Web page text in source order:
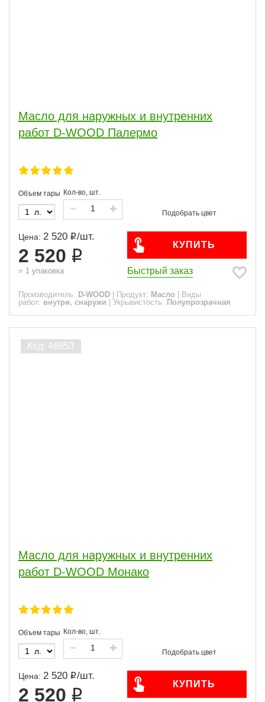
Масло для наружных и внутренних
работ D-WOOD Палермо
Объем тары Кол-во, шт.
Цена: 2 520 /шт.
2 520
= 1 упаковка
КУПИТЬ
Быстрый заказ
Производитель: D-WOOD Продукт: Масло
Виды
работ: внутри, снаружи Укрывистость: Полупрозрачная
Масло для наружных и внутренних
работ D-WOOD Монако
Объем тары Кол-во, шт.
Цена: 2 520 /шт.
2 520
КУПИТЬ